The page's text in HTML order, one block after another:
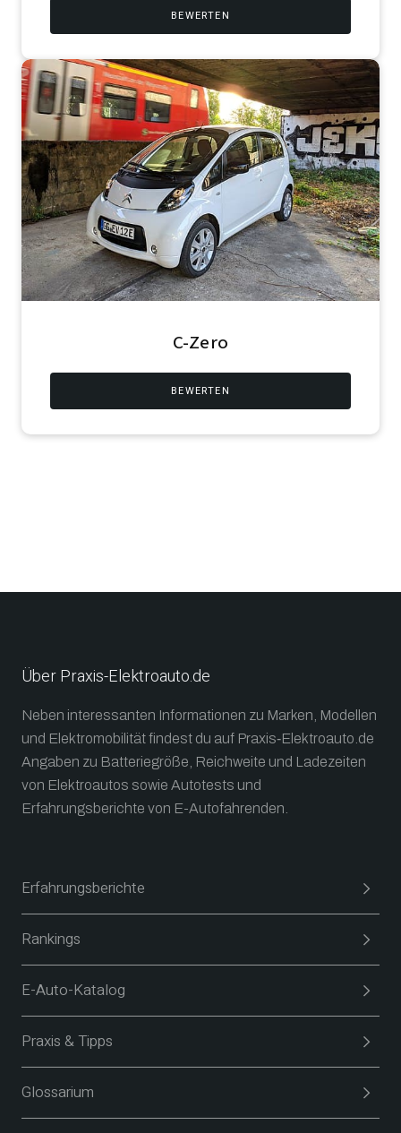
BEWERTEN
C-Zero
BEWERTEN
Über Praxis-Elektroauto.de
Neben interessanten Informationen zu Marken, Modellen
und Elektromobilität findest du auf Praxis‑Elektroauto.de
Angaben zu Batteriegröße, Reichweite und Ladezeiten
von Elektroautos sowie Autotests und
Erfahrungsberichte von E-Autofahrenden.
Erfahrungsberichte
Rankings
E-Auto-Katalog
Praxis & Tipps
Glossarium